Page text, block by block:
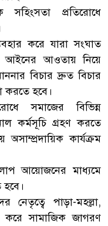
সহিংসতা প্রতিরোধে
করে যারা সংঘাত
আইনের আওতায় নিয়ে
বিচার দ্রুত বিচার
করতে হবে।
সমাজের বিভিন্ন
কর্মসূচি গ্রহণ করতে
কার্যক্রম
আয়োজনের মাধ্যমে
হবে।
নেতৃত্বে পাড়া-মহল্লা,
করে সামাজিক জাগরণ